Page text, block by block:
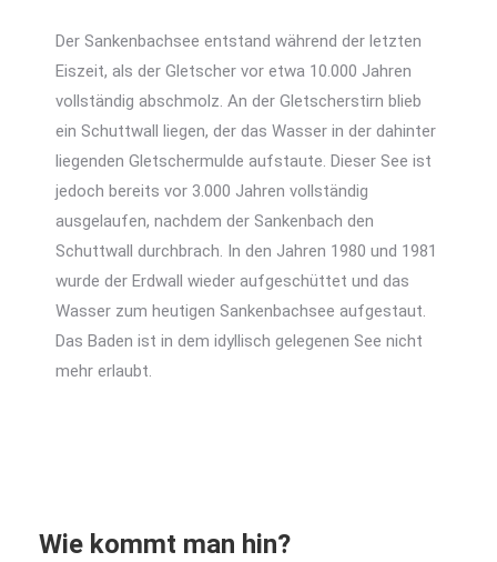
Der Sankenbachsee entstand während der letzten
Eiszeit, als der Gletscher vor etwa 10.000 Jahren
vollständig abschmolz. An der Gletscherstirn blieb
ein Schuttwall liegen, der das Wasser in der dahinter
liegenden Gletschermulde aufstaute. Dieser See ist
jedoch bereits vor 3.000 Jahren vollständig
ausgelaufen, nachdem der Sankenbach den
Schuttwall durchbrach. In den Jahren 1980 und 1981
wurde der Erdwall wieder aufgeschüttet und das
Wasser zum heutigen Sankenbachsee aufgestaut.
Das Baden ist in dem idyllisch gelegenen See nicht
mehr erlaubt.
Wie kommt man hin?